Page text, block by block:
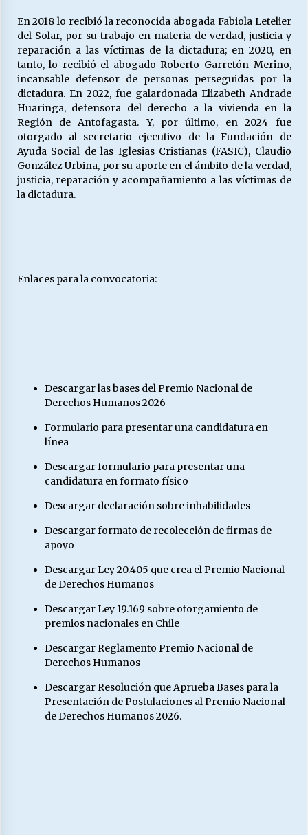
En 2018 lo recibió la reconocida abogada Fabiola Letelier
del Solar, por su trabajo en materia de verdad, justicia y
reparación a las víctimas de la dictadura; en 2020, en
tanto, lo recibió el abogado Roberto Garretón Merino,
incansable defensor de personas perseguidas por la
dictadura. En 2022, fue galardonada Elizabeth Andrade
Huaringa, defensora del derecho a la vivienda en la
Región de Antofagasta. Y, por último, en 2024 fue
otorgado al secretario ejecutivo de la Fundación de
Ayuda Social de las Iglesias Cristianas (FASIC), Claudio
González Urbina, por su aporte en el ámbito de la verdad,
justicia, reparación y acompañamiento a las víctimas de
la dictadura.
Enlaces para la convocatoria:
Descargar las bases del Premio Nacional de
Derechos Humanos 2026
Formulario para presentar una candidatura en
línea
Descargar formulario para presentar una
candidatura en formato físico
Descargar declaración sobre inhabilidades
Descargar formato de recolección de firmas de
apoyo
Descargar Ley 20.405 que crea el Premio Nacional
de Derechos Humanos
Descargar Ley 19.169 sobre otorgamiento de
premios nacionales en Chile
Descargar Reglamento Premio Nacional de
Derechos Humanos
Descargar Resolución que Aprueba Bases para la
Presentación de Postulaciones al Premio Nacional
de Derechos Humanos 2026.